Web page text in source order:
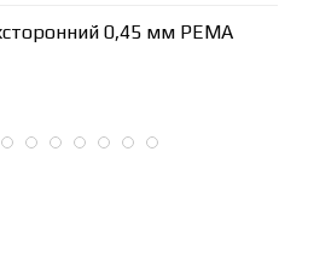
0,45 мм PEMA